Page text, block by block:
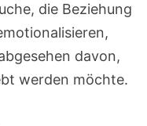
die Beziehung
davon,
werden möchte.